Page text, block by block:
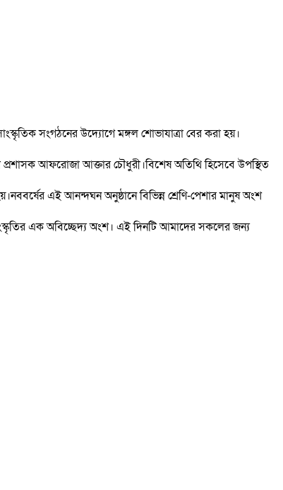
সংগঠনের উদ্যোগে মঙ্গল শোভাযাত্রা বের করা হয়।
আফরোজা আক্তার চৌধুরী।বিশেষ অতিথি হিসেবে উপস্থিত
এই আনন্দঘন অনুষ্ঠানে বিভিন্ন শ্রেণি-পেশার মানুষ অংশ
এক অবিচ্ছেদ্য অংশ। এই দিনটি আমাদের সকলের জন্য